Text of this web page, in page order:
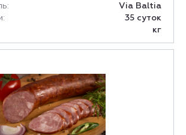
Via Baltia
35 суток
кг